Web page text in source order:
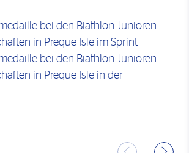
bei den Biathlon Junioren-
in Preque Isle im Sprint
bei den Biathlon Junioren-
in Preque Isle in der